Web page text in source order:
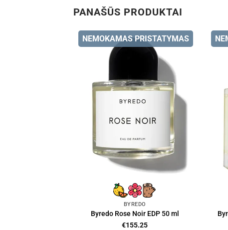
PANAŠŪS PRODUKTAI
NEMOKAMAS PRISTATYMAS
BYREDO
Byredo Rose Noir EDP 50 ml
€155.25